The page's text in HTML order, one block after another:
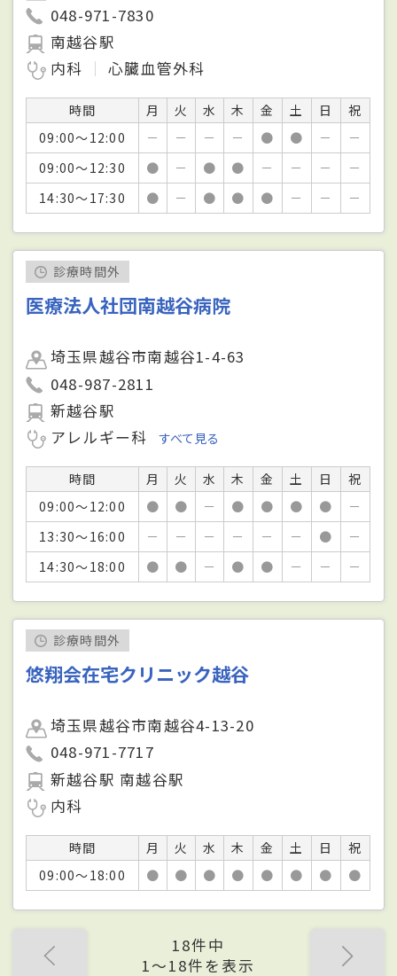
048-971-7830
南越谷駅
内科
心臓血管外科
時間 月 火 水 木 金 土 日
祝
09:00～12:00
－ － － － ● ● －
－
09:00～12:30
● － ● ● － － －
－
14:30～17:30
● － ● ● ● － － －
診療時間外
医療法人社団南越谷病院
埼玉県越谷市南越谷1-4-63
048-987-2811
新越谷駅
アレルギー科
すべて見る
時間 月 火 水 木 金 土 日
祝
09:00～12:00
● ● － ● ● ● ●
－
13:30～16:00
－ － － － － － ●
－
14:30～18:00
● ● － ● ● － － －
診療時間外
悠翔会在宅クリニック越谷
埼玉県越谷市南越谷4-13-20
048-971-7717
新越谷駅 南越谷駅
内科
時間 月 火 水 木 金 土 日
祝
09:00～18:00
● ● ● ● ● ● ● ●
18件中
1〜18件を表示